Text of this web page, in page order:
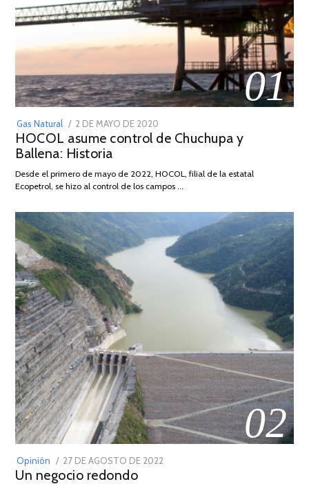
01
Gas Natural
POSTED
ON
2 DE MAYO DE 2020
DE
2026
HOCOL asume control de Chuchupa y
Ballena: Historia
Desde el primero de mayo de 2022, HOCOL, filial de la estatal
Ecopetrol, se hizo al control de los campos …
02
Opinión
POSTED
ON
27 DE AGOSTO DE 2022
Un negocio redondo